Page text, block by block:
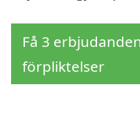
Få 3
förpliktelser